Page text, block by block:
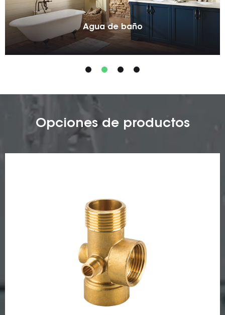
Agua de baño
Opciones de productos